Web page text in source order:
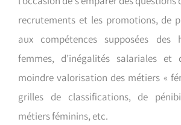
recrutements et les promotions, de
aux compétences supposées des
femmes, d’inégalités salariales et
moindre valorisation des métiers «
grilles de classifications, de
métiers féminins, etc.